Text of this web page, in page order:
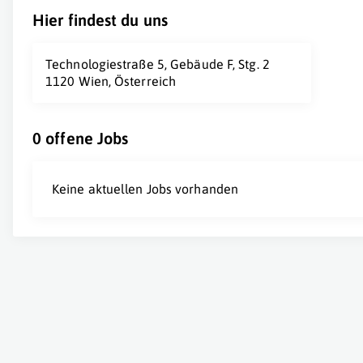
Hier findest du uns
Technologiestraße 5, Gebäude F, Stg. 2
1120 Wien, Österreich
0 offene Jobs
Keine aktuellen Jobs vorhanden